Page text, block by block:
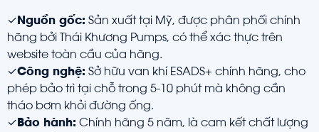
✓ Nguồn gốc: Sản xuất tại Mỹ, được phân phối chính
hãng bởi Thái Khương Pumps, có thể xác thực trên
website toàn cầu của hãng.
✓Công nghệ: Sở hữu van khí ESADS+ chính hãng, cho
phép bảo trì tại chỗ trong 5-10 phút mà không cần
tháo bơm khỏi đường ống.
✓ Bảo hành: Chính hãng 5 năm, là cam kết chất lượng